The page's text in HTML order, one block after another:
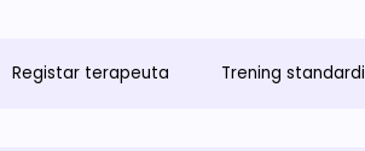
Registar terapeuta Trening standardi